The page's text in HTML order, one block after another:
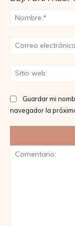
Guardar mi
navegador la